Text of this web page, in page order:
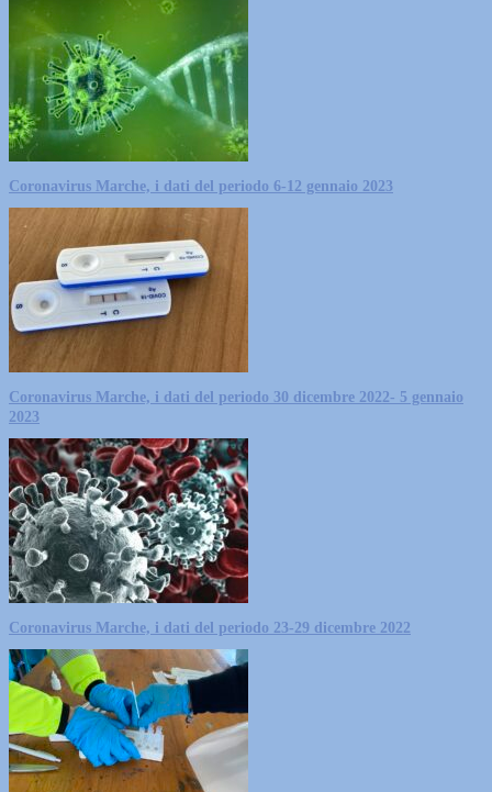
Coronavirus Marche, i dati del periodo 6-12 gennaio 2023
Coronavirus Marche, i dati del periodo 30 dicembre 2022- 5 gennaio
2023
Coronavirus Marche, i dati del periodo 23-29 dicembre 2022